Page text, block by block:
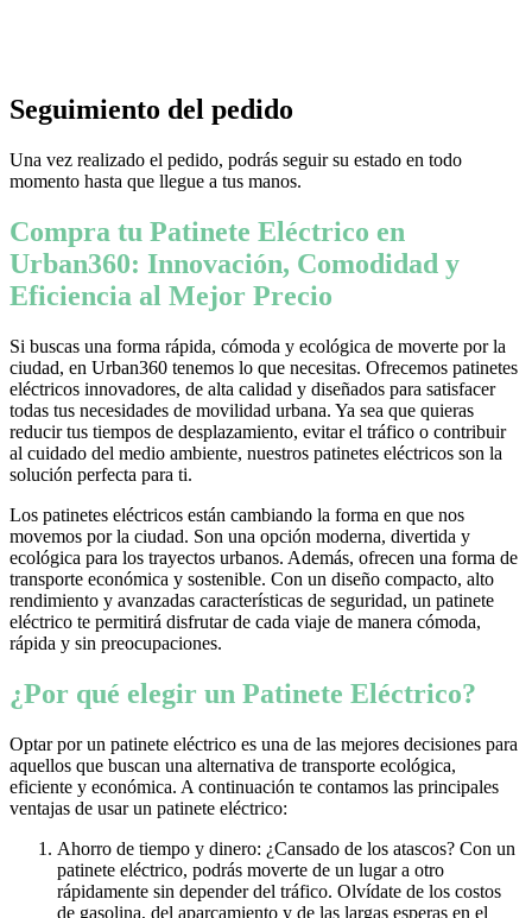
Seguimiento del pedido
Una vez realizado el pedido, podrás seguir su estado en todo
momento hasta que llegue a tus manos.
Compra tu Patinete Eléctrico en
Urban360: Innovación, Comodidad y
Eficiencia al Mejor Precio
Si buscas una forma rápida, cómoda y ecológica de moverte por la
ciudad, en Urban360 tenemos lo que necesitas. Ofrecemos patinetes
eléctricos innovadores, de alta calidad y diseñados para satisfacer
todas tus necesidades de movilidad urbana. Ya sea que quieras
reducir tus tiempos de desplazamiento, evitar el tráfico o contribuir
al cuidado del medio ambiente, nuestros patinetes eléctricos son la
solución perfecta para ti.
Los patinetes eléctricos están cambiando la forma en que nos
movemos por la ciudad. Son una opción moderna, divertida y
ecológica para los trayectos urbanos. Además, ofrecen una forma de
transporte económica y sostenible. Con un diseño compacto, alto
rendimiento y avanzadas características de seguridad, un patinete
eléctrico te permitirá disfrutar de cada viaje de manera cómoda,
rápida y sin preocupaciones.
¿Por qué elegir un Patinete Eléctrico?
Optar por un patinete eléctrico es una de las mejores decisiones para
aquellos que buscan una alternativa de transporte ecológica,
eficiente y económica. A continuación te contamos las principales
ventajas de usar un patinete eléctrico:
Ahorro de tiempo y dinero: ¿Cansado de los atascos? Con un
patinete eléctrico, podrás moverte de un lugar a otro
rápidamente sin depender del tráfico. Olvídate de los costos
de gasolina, del aparcamiento y de las largas esperas en el